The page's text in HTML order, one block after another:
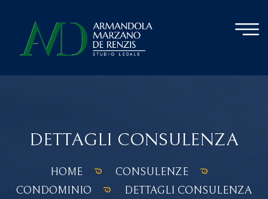
DETTAGLI CONSULENZA
HOME
CONSULENZE
CONDOMINIO
DETTAGLI CONSULENZA